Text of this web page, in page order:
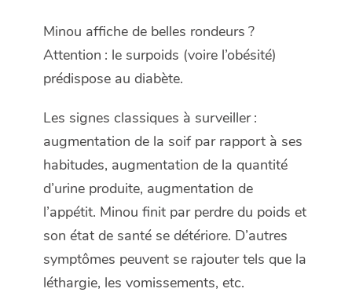
Minou affiche de belles rondeurs ?
Attention : le surpoids (voire l’obésité)
prédispose au diabète.
Les signes classiques à surveiller :
augmentation de la soif par rapport à ses
habitudes, augmentation de la quantité
d’urine produite, augmentation de
l’appétit. Minou finit par perdre du poids et
son état de santé se détériore. D’autres
symptômes peuvent se rajouter tels que la
léthargie, les vomissements, etc.